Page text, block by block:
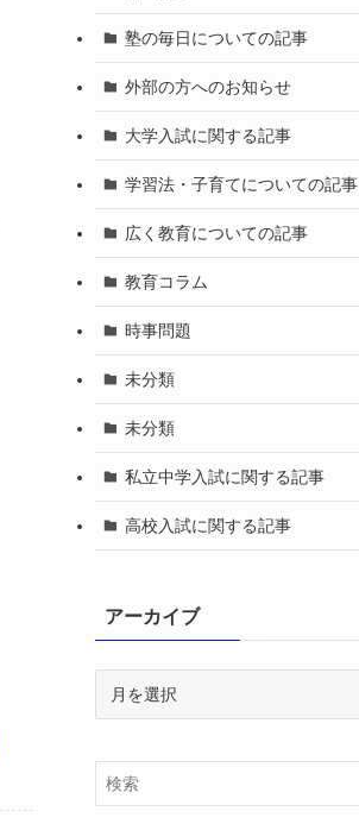
塾の毎日についての記事
外部の方へのお知らせ
大学入試に関する記事
学習法・子育てについての記事
広く教育についての記事
教育コラム
時事問題
未分類
未分類
私立中学入試に関する記事
高校入試に関する記事
アーカイブ
イ
ブ